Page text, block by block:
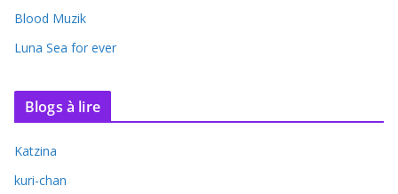
Blood Muzik
Luna Sea for ever
Blogs à lire
Katzina
kuri-chan